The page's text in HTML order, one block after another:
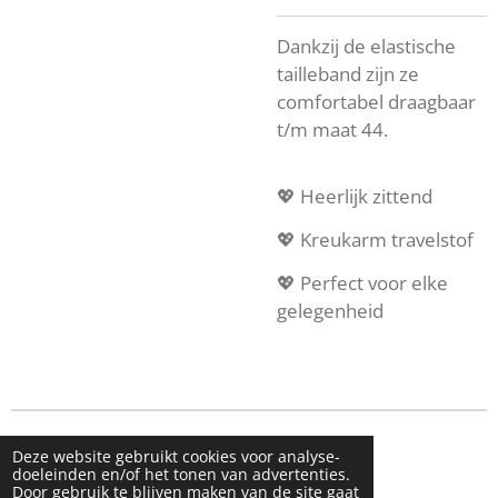
Deze website gebruikt cookies voor analyse-
doeleinden en/of het tonen van advertenties.
Door gebruik te blijven maken van de site gaat
Dankzij de elastische
tailleband zijn ze
comfortabel draagbaar
t/m maat 44.
💖 Heerlijk zittend
💖 Kreukarm travelstof
💖 Perfect voor elke
gelegenheid
© 2023 - 2026 Live & Shine
Powered byJouwWeb